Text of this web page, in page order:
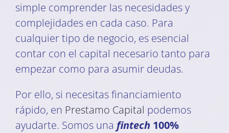
simple comprender las necesidades y
complejidades en cada caso. Para
cualquier tipo de negocio, es esencial
contar con el capital necesario tanto para
empezar como para asumir deudas.
Por ello, si necesitas financiamiento
rápido, en Prestamo Capital podemos
ayudarte. Somos una fintech 100%